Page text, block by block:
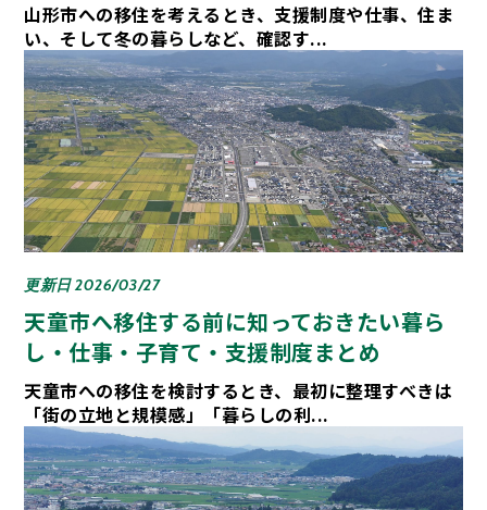
山形市への移住を考えるとき、支援制度や仕事、住ま
い、そして冬の暮らしなど、確認す...
更新日 2026/03/27
天童市へ移住する前に知っておきたい暮ら
し・仕事・子育て・支援制度まとめ
天童市への移住を検討するとき、最初に整理すべきは
「街の立地と規模感」「暮らしの利...